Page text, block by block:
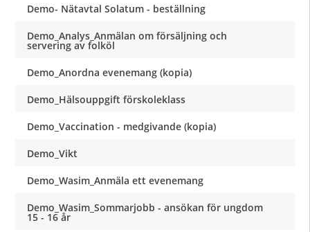
Demo- Nätavtal Solatum - beställning
Demo_Analys_Anmälan om försäljning och
servering av folköl
Demo_Anordna evenemang (kopia)
Demo_Hälsouppgift förskoleklass
Demo_Vaccination - medgivande (kopia)
Demo_Vikt
Demo_Wasim_Anmäla ett evenemang
Demo_Wasim_Sommarjobb - ansökan för ungdom
15 - 16 år